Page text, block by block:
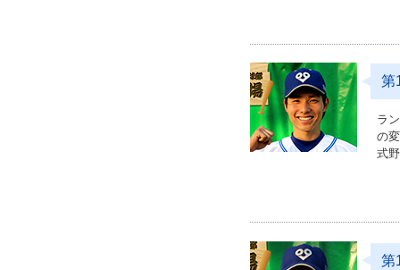
第
ラ
の
式
第